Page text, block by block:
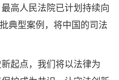
高人民法院已计划持续向
典型案例，将中国的司法
起点，我们将以法律为